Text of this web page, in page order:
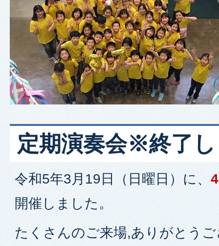
定期演奏会※終了
令和5年3月19日（日曜日）に、
開催しました。
たくさんのご来場,ありがとう